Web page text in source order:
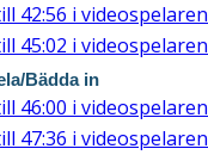
42:56 i videospelaren
45:02 i videospelaren
46:00 i videospelaren
47:36 i videospelaren
Bädda in